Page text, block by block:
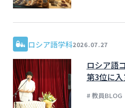
ロシア語学科2026.07.27
ロシア語
第3位に
# 教員BLOG